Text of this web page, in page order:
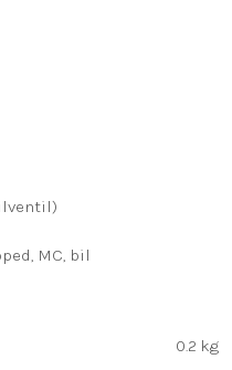
MC, bil
0.2 kg